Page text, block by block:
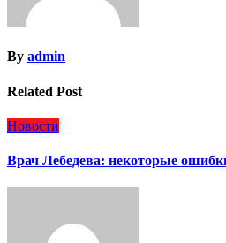
By admin
Related Post
Новости
Врач Лебедева: некоторые